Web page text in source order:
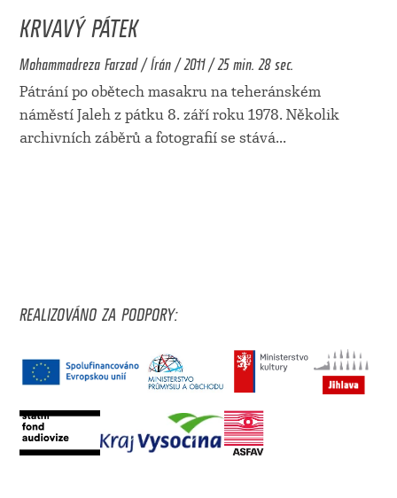
KRVAVÝ PÁTEK
Mohammadreza Farzad / Írán / 2011 / 25 min. 28 sec.
Pátrání po obětech masakru na teheránském
náměstí Jaleh z pátku 8. září roku 1978. Několik
archivních záběrů a fotografií se stává...
REALIZOVÁNO ZA PODPORY: